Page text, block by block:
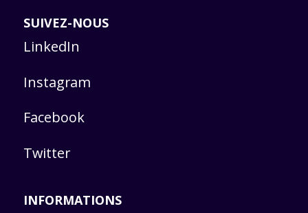
SUIVEZ-NOUS
LinkedIn
Instagram
Facebook
Twitter
INFORMATIONS